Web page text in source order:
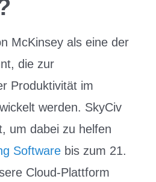
McKinsey als eine der
die zur
Produktivität im
werden. SkyCiv
um dabei zu helfen
Softwarebis zum 21.
Cloud-Plattform